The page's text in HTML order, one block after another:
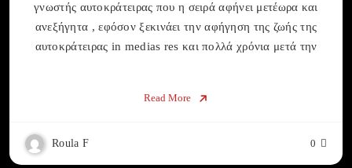
γνωστής αυτοκράτειρας που η σειρά αφήνει μετέωρα και
ανεξήγητα , εφόσον ξεκινάει την αφήγηση της ζωής της
αυτοκράτειρας in medias res και πολλά χρόνια μετά την
Read More
Roula F 0